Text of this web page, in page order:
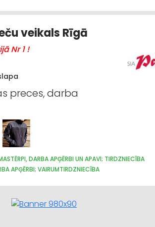
veikals Rīgā
Nr 1 !
preces, darba
DARBA APĢĒRBI UN APAVI; TIRDZNIECĪBA
APĢĒRBI; VAIRUMTIRDZNIECĪBA